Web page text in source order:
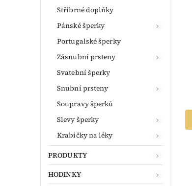
Stříbrné doplňky
Pánské šperky
Portugalské šperky
Zásnubní prsteny
Svatební šperky
Snubní prsteny
Soupravy šperků
Slevy šperky
Krabičky na léky
PRODUKTY
HODINKY